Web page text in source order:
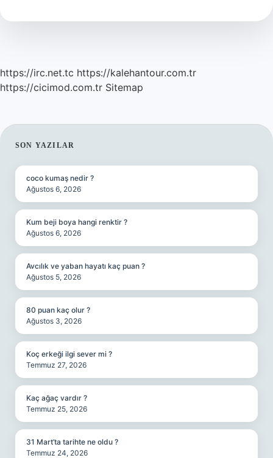
Denir
https://irc.net.tc https://kalehantour.com.tr
https://cicimod.com.tr Sitemap
SIDEBAR
SON YAZILAR
coco kumaş nedir ?
Ağustos 6, 2026
Kum beji boya hangi renktir ?
Ağustos 6, 2026
Avcılık ve yaban hayatı kaç puan ?
Ağustos 5, 2026
80 puan kaç olur ?
Ağustos 3, 2026
Koç erkeği ilgi sever mi ?
Temmuz 27, 2026
Kaç ağaç vardır ?
Temmuz 25, 2026
31 Mart’ta tarihte ne oldu ?
Temmuz 24, 2026